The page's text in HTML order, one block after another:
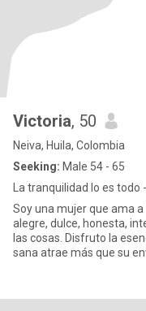
Victoria, 50
Neiva, Huila, Colombia
Seeking: Male 54 - 65
La tranquilidad lo es todo
Soy una mujer que ama
alegre, dulce, honesta,
las cosas. Disfruto la esencia de las personas, una personalidad
sana atrae más que su